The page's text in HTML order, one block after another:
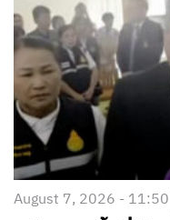
August 7, 2026 - 11:50